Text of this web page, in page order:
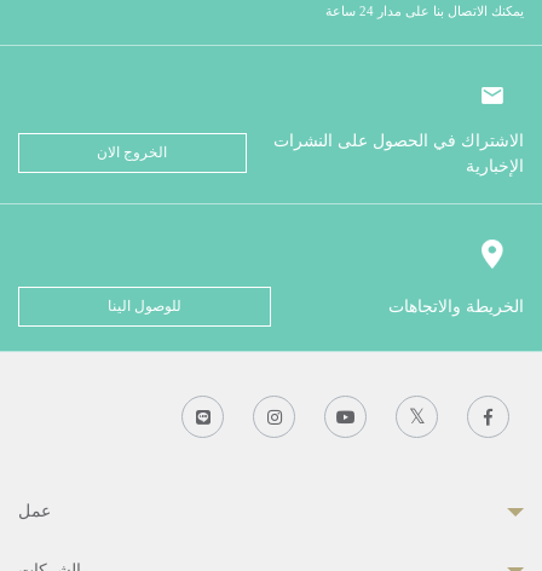
يمكنك الاتصال بنا على مدار 24 ساعة
الاشتراك في الحصول على النشرات
الإخبارية
الخروج الان
الخريطة والاتجاهات للوصول الينا
عمل